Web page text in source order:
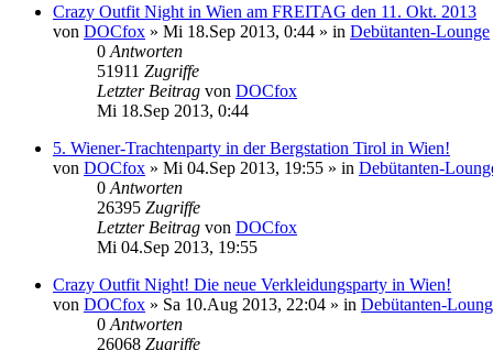
Crazy Outfit Night in Wien am FREITAG den 11. Okt. 2013
von DOCfox » Mi 18.Sep 2013, 0:44 » in Debütanten-Lounge
0 Antworten
51911 Zugriffe
Letzter Beitrag von DOCfox
Mi 18.Sep 2013, 0:44
5. Wiener-Trachtenparty in der Bergstation Tirol in Wien!
von DOCfox » Mi 04.Sep 2013, 19:55 » in Debütanten-
0 Antworten
26395 Zugriffe
Letzter Beitrag von DOCfox
Mi 04.Sep 2013, 19:55
Crazy Outfit Night! Die neue Verkleidungsparty in Wien!
von DOCfox » Sa 10.Aug 2013, 22:04 » in Debütanten-
0 Antworten
26068 Zugriffe